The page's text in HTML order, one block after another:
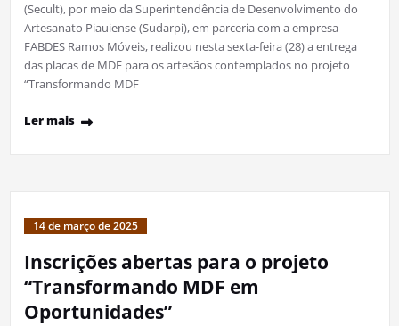
(Secult), por meio da Superintendência de Desenvolvimento do
Artesanato Piauiense (Sudarpi), em parceria com a empresa
FABDES Ramos Móveis, realizou nesta sexta-feira (28) a entrega
das placas de MDF para os artesãos contemplados no projeto
“Transformando MDF
Ler mais
14 de março de 2025
Inscrições abertas para o projeto
“Transformando MDF em
Oportunidades”